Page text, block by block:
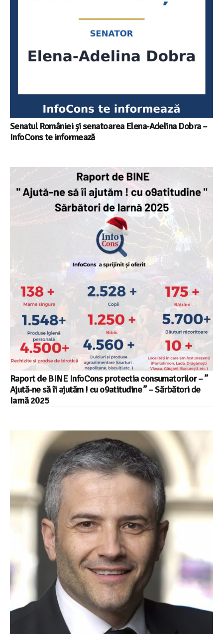
Senatul României și senatoarea Elena-Adelina Dobra –
InfoCons te informează
Raport de BINE InfoCons protectia consumatorilor – ”
Ajută-ne să îi ajutăm ! cu o9atitudine ” – Sărbători de
Iarnă 2025